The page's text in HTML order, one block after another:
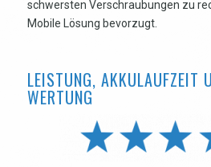
schwersten Verschraubungen zu
Mobile Lösung bevorzugt.
LEISTUNG, AKKULAUFZEIT
WERTUNG